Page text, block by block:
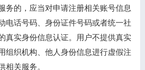
务的，应当对申请注册相关账号信息
电话号码、身份证件号码或者统一社
真实身份信息认证。用户不提供真实
组织机构、他人身份信息进行虚假注
相关服务。